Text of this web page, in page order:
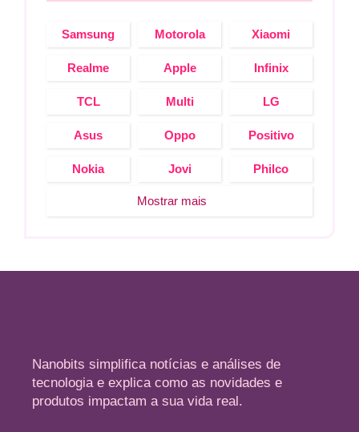
Samsung Motorola Xiaomi
Realme Apple Infinix
TCL Multi LG
Asus Oppo Positivo
Nokia Jovi Philco
Mostrar mais
Nanobits simplifica notícias e análises de
tecnologia e explica como as novidades e
produtos impactam a sua vida real.